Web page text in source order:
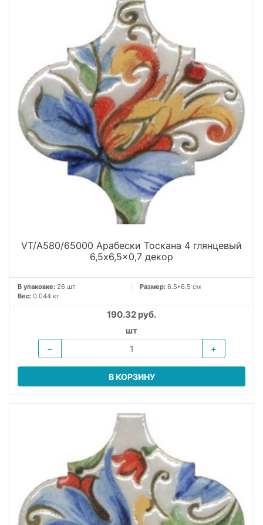
VT/A580/65000 Арабески Тоскана 4 глянцевый
6,5x6,5x0,7 декор
В упаковке: 26 шт Размер: 6.5*6.5 см
Вес: 0.044 кг
190.32 руб.
шт
−
+
В КОРЗИНУ